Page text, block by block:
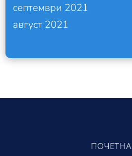
септември 2021
август 2021
ПОЧЕТНА